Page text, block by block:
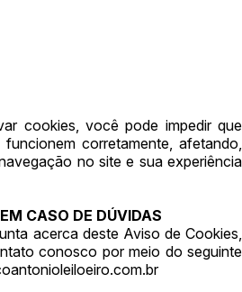
cookies, você pode impedir que
corretamente, afetando,
no site e sua experiência
CASO DE DÚVIDAS
acerca deste Aviso de Cookies,
conosco por meio do seguinte